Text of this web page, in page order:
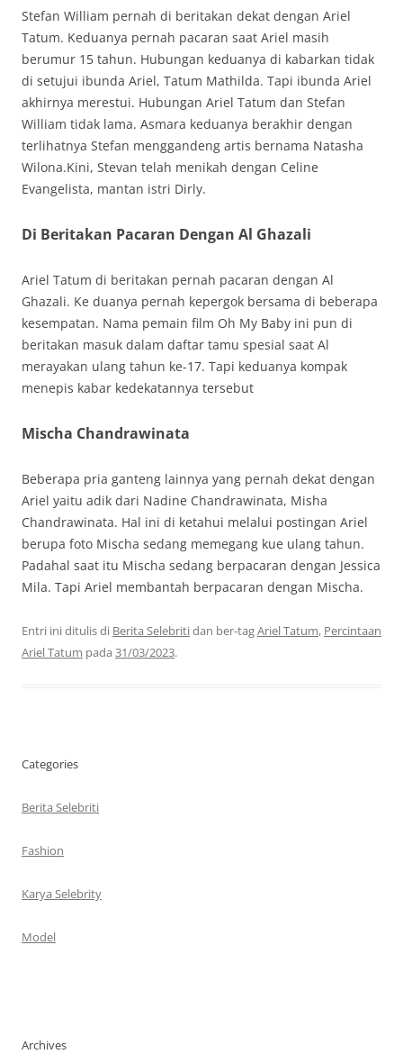
Stefan William pernah di beritakan dekat dengan Ariel
Tatum. Keduanya pernah pacaran saat Ariel masih
berumur 15 tahun. Hubungan keduanya di kabarkan tidak
di setujui ibunda Ariel, Tatum Mathilda. Tapi ibunda Ariel
akhirnya merestui. Hubungan Ariel Tatum dan Stefan
William tidak lama. Asmara keduanya berakhir dengan
terlihatnya Stefan menggandeng artis bernama Natasha
Wilona.Kini, Stevan telah menikah dengan Celine
Evangelista, mantan istri Dirly.
Di Beritakan Pacaran Dengan Al Ghazali
Ariel Tatum di beritakan pernah pacaran dengan Al
Ghazali. Ke duanya pernah kepergok bersama di beberapa
kesempatan. Nama pemain film Oh My Baby ini pun di
beritakan masuk dalam daftar tamu spesial saat Al
merayakan ulang tahun ke-17. Tapi keduanya kompak
menepis kabar kedekatannya tersebut
Mischa Chandrawinata
Beberapa pria ganteng lainnya yang pernah dekat dengan
Ariel yaitu adik dari Nadine Chandrawinata, Misha
Chandrawinata. Hal ini di ketahui melalui postingan Ariel
berupa foto Mischa sedang memegang kue ulang tahun.
Padahal saat itu Mischa sedang berpacaran dengan Jessica
Mila. Tapi Ariel membantah berpacaran dengan Mischa.
Entri ini ditulis di Berita Selebritidan ber-tagAriel Tatum, Percintaan
Ariel Tatum pada 31/03/2023.
Categories
Berita Selebriti
Fashion
Karya Selebrity
Model
Archives